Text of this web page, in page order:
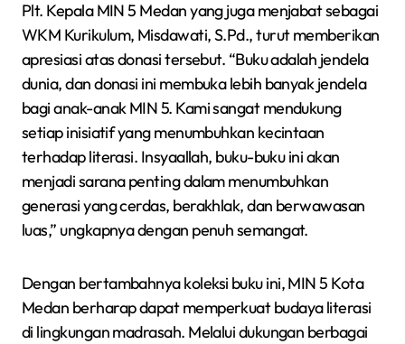
Plt. Kepala MIN 5 Medan yang juga menjabat sebagai
WKM Kurikulum, Misdawati, S.Pd., turut memberikan
apresiasi atas donasi tersebut. “Buku adalah jendela
dunia, dan donasi ini membuka lebih banyak jendela
bagi anak-anak MIN 5. Kami sangat mendukung
setiap inisiatif yang menumbuhkan kecintaan
terhadap literasi. Insyaallah, buku-buku ini akan
menjadi sarana penting dalam menumbuhkan
generasi yang cerdas, berakhlak, dan berwawasan
luas,” ungkapnya dengan penuh semangat.
Dengan bertambahnya koleksi buku ini, MIN 5 Kota
Medan berharap dapat memperkuat budaya literasi
di lingkungan madrasah. Melalui dukungan berbagai